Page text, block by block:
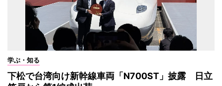
学ぶ・知る
下松で台湾向け新幹線車両「N700ST」披露 日立